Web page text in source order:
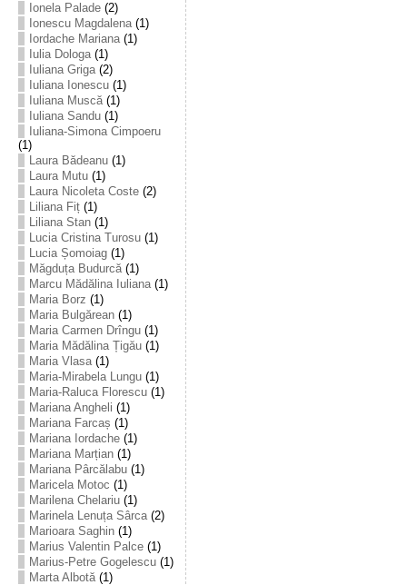
Ionela Palade(2)
Ionescu Magdalena(1)
Iordache Mariana(1)
Iulia Dologa(1)
Iuliana Griga(2)
Iuliana Ionescu(1)
Iuliana Muscă(1)
Iuliana Sandu(1)
Iuliana-Simona Cimpoeru
(1)
Laura Bădeanu(1)
Laura Mutu(1)
Laura Nicoleta Coste(2)
Liliana Fiț(1)
Liliana Stan(1)
Lucia Cristina Turosu(1)
Lucia Șomoiag(1)
Măgduța Budurcă(1)
Marcu Mădălina Iuliana(1)
Maria Borz (1)
Maria Bulgărean(1)
Maria Carmen Drîngu(1)
Maria Mădălina Țigău(1)
Maria Vlasa(1)
Maria-Mirabela Lungu(1)
Maria-Raluca Florescu(1)
Mariana Angheli (1)
Mariana Farcaș (1)
Mariana Iordache(1)
Mariana Marțian(1)
Mariana Pârcălabu(1)
Maricela Motoc (1)
Marilena Chelariu(1)
Marinela Lenuța Sârca(2)
Marioara Saghin(1)
Marius Valentin Palce(1)
Marius-Petre Gogelescu(1)
Marta Albotă(1)